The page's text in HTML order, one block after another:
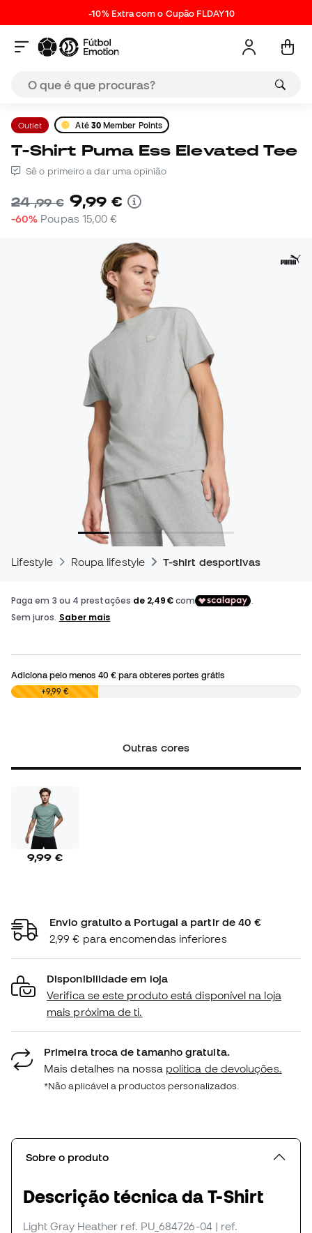
-10% Extra com o Cupão FLDAY10
Outlet Até 30Member Points
T-Shirt Puma Ess Elevated Tee
Sê o primeiro a dar uma opinião
24,99 € 9,99 €
-60% Poupas 15,00 €
Lifestyle Roupa lifestyle T-shirt desportivas
Adiciona pelo menos 40 €para obteres portes grátis
0,00 € +9,99 €
Outras cores
9,99 €
Envio gratuito a Portugal a partir de 40 €
2,99 € para encomendas inferiores
Disponibilidade em loja
Verifica se este produto está disponível na loja
mais próxima de ti.
Primeira troca de tamanho gratuita.
Mais detalhes na nossa política de devoluções.
*Não aplicável a productos personalizados.
Sobre o produto
Descrição técnica da T-Shirt
Light Gray Heather ref. PU_684726-04 | ref.